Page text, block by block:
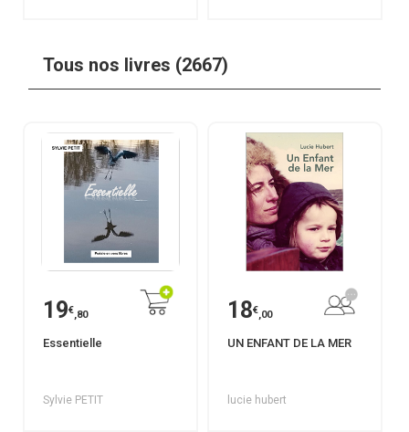
Tous nos livres (2667)
19€,80
Essentielle
Sylvie PETIT
18€,00
UN ENFANT DE LA MER
lucie hubert